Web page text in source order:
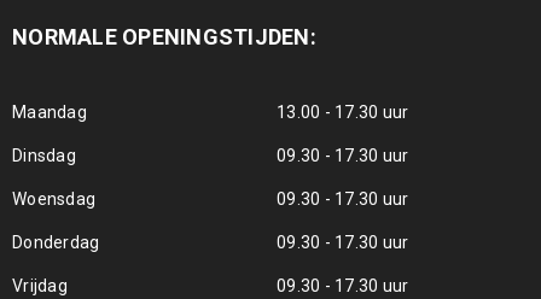
NORMALE OPENINGSTIJDEN:
Maandag 13.00 - 17.30 uur
Dinsdag 09.30 - 17.30 uur
Woensdag 09.30 - 17.30 uur
Donderdag 09.30 - 17.30 uur
Vrijdag 09.30 - 17.30 uur